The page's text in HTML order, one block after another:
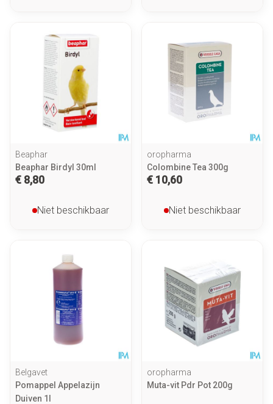
Beaphar
Beaphar Birdyl 30ml
€ 8,80
Niet beschikbaar
oropharma
Colombine Tea 300g
€ 10,60
Niet beschikbaar
Belgavet
Pomappel Appelazijn
Duiven 1l
oropharma
Muta-vit Pdr Pot 200g